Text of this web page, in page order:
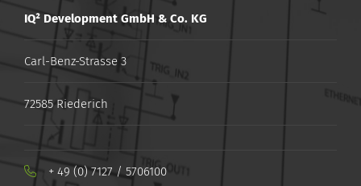
IQ² Development GmbH & Co. KG
Carl-Benz-Strasse 3
72585 Riederich
+ 49 (0) 7127 / 5706100